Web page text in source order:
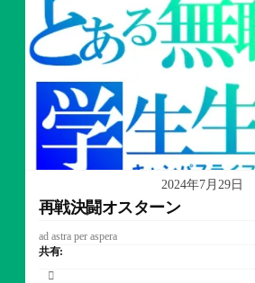
ー
2024年7月29日
再戦決闘オスターン
ad astra per aspera
共有: